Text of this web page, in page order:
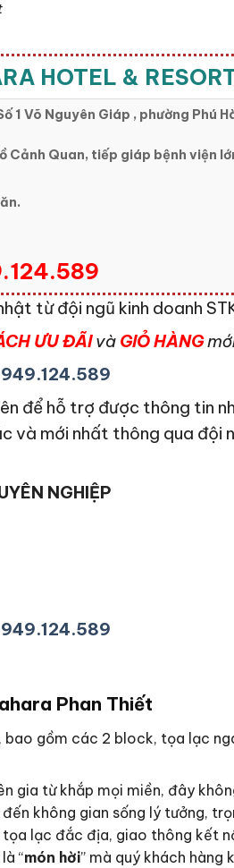
HOTEL &
1 Võ Nguyên Giáp , phường Phú
Cảnh Quan, tiếp giáp bệnh viện
từ đội ngũ kinh doanh
ƯU ĐÃIvà GIỎ HÀNG
để hỗ trợ được thông tin
và mới nhất thông qua đội
NGHIỆP
Phan Thiết
, bao gồm các 2 block, tọa lạc
gia từ khắp mọi miền, đây
không gian sống lý tưởng,
lạc đắc địa, giao thông kết
“món hời” mà quý khách hàng